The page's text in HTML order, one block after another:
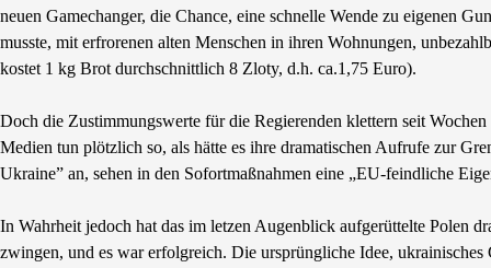
neuen Gamechanger, die Chance, eine schnelle Wende zu eigenen
musste, mit erfrorenen alten Menschen in ihren Wohnungen,
kostet 1 kg Brot durchschnittlich 8 Zloty, d.h. ca.1,75 Euro).
Doch die Zustimmungswerte für die Regierenden klettern seit
Medien tun plötzlich so, als hätte es ihre dramatischen Aufrufe zur
Ukraine” an, sehen in den Sofortmaßnahmen eine „EU-feindliche
In Wahrheit jedoch hat das im letzen Augenblick aufgerüttelte Polen
zwingen, und es war erfolgreich. Die ursprüngliche Idee,